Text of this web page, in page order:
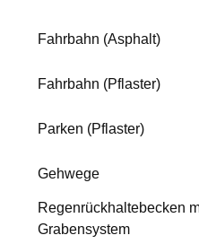
Fahrbahn (Asphalt)
Fahrbahn (Pflaster)
Parken (Pflaster)
Gehwege
Regenrückhaltebecken
Grabensystem